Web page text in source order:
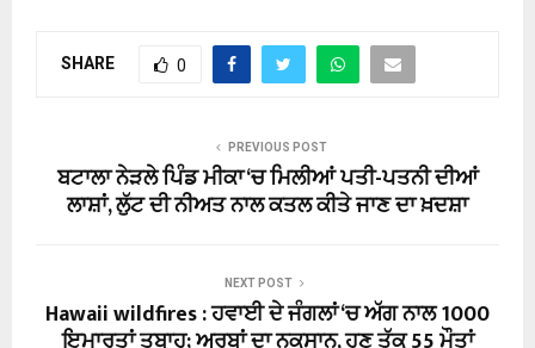
SHARE 0
PREVIOUS POST
ਬਟਾਲਾ ਨੇੜਲੇ ਪਿੰਡ ਮੀਕਾ ‘ਚ ਮਿਲੀਆਂ ਪਤੀ-ਪਤਨੀ ਦੀਆਂ
ਲਾਸ਼ਾਂ, ਲੁੱਟ ਦੀ ਨੀਅਤ ਨਾਲ ਕਤਲ ਕੀਤੇ ਜਾਣ ਦਾ ਖ਼ਦਸ਼ਾ
NEXT POST
Hawaii wildfires : ਹਵਾਈ ਦੇ ਜੰਗਲਾਂ ‘ਚ ਅੱਗ ਨਾਲ 1000